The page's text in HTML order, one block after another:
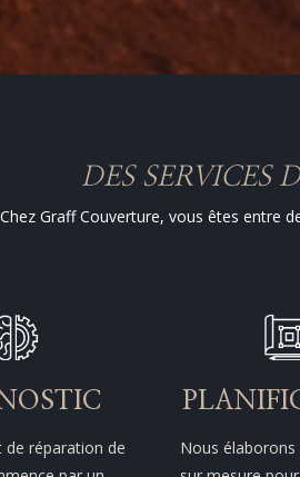
DES SERVICES
Chez Graff Couverture, vous êtes entre
de réparation de
Nous élaborons